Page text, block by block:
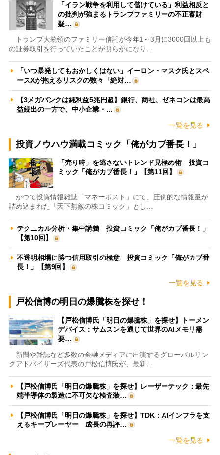
「イラン戦争を利用して儲けている」利益相反と
の批判が強まるトランプファミリーの不正蓄財
疑…
トランプ大統領のファミリー信託が今年1～3月に3000回以上も
の証券取引を行っていたことが明らかになり…
「いつ暴発してもおかしくはない」イーロン・マスク氏とスペ
ースXが抱えるリスクの数々「絶対…
【3メガバンクは純利益5兆円超】銀行、商社、ゼネコンは最高
益続出の一方で、中小企業・…
一覧を見る
投資ノウハウ満載コミック「俺がカブ番長！」
「売り時」を逃さないトレンド見極め術 投資コ
ミック「俺がカブ番長！」【第11回】
かつて投資情報雑誌「マネーポスト」にて、圧倒的な情報量が
詰め込まれた「天下無敵の株コミック」とし…
テクニカル分析・集中講義 投資コミック「俺がカブ番長！」
【第10回】
不透明相場に勝つ信用取引の極意 投資コミック「俺がカブ番
長！」【第9回】
一覧を見る
戸松信博の明日の爆騰株を探せ！
【戸松信博氏「明日の爆騰株」を探せ】トーメン
デバイス：サムスンを通じて世界のAIメモリ需
要…
新聞や雑誌など多数の金融メディアに出演するグローバルリン
クアドバイザーズ代表の戸松信博氏が、最新…
【戸松信博氏「明日の爆騰株」を探せ】レーザーテック：最先
端半導体の製造に不可欠な検査装…
【戸松信博氏「明日の爆騰株」を探せ】TDK：AIインフラを支
えるキープレーヤー 成長の再評…
一覧を見る